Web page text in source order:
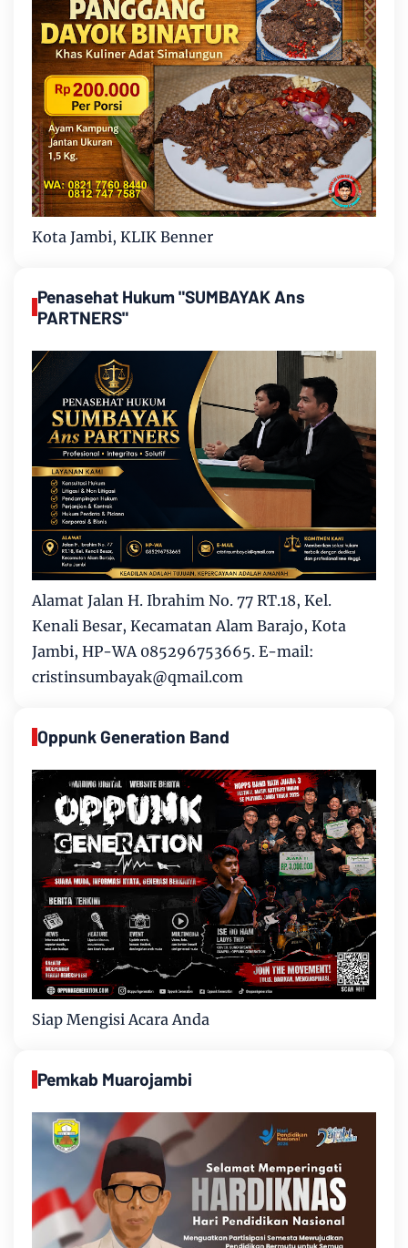
Kota Jambi, KLIK Benner
Penasehat Hukum "SUMBAYAK Ans
PARTNERS"
Alamat Jalan H. Ibrahim No. 77 RT.18, Kel.
Kenali Besar, Kecamatan Alam Barajo, Kota
Jambi, HP-WA 085296753665. E-mail:
cristinsumbayak@qmail.com
Oppunk Generation Band
Siap Mengisi Acara Anda
Pemkab Muarojambi